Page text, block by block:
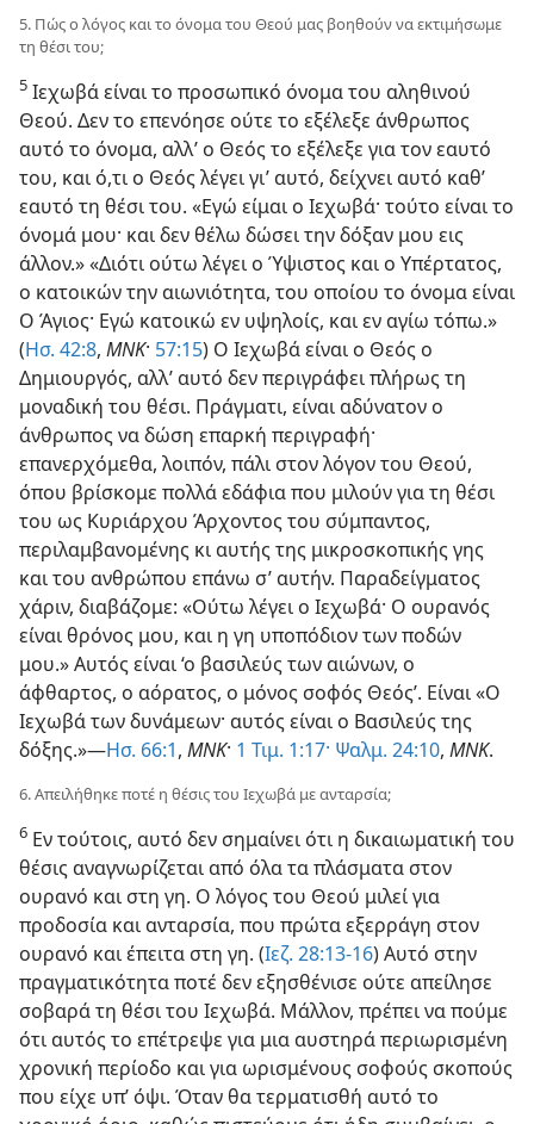
5. Πώς ο λόγος και το όνομα του Θεού μας βοηθούν να εκτιμήσωμε
τη θέσι του;
5 Ιεχωβά είναι το προσωπικό όνομα του αληθινού
Θεού. Δεν το επενόησε ούτε το εξέλεξε άνθρωπος
αυτό το όνομα, αλλ’ ο Θεός το εξέλεξε για τον εαυτό
του, και ό,τι ο Θεός λέγει γι’ αυτό, δείχνει αυτό καθ’
εαυτό τη θέσι του. «Εγώ είμαι ο Ιεχωβά· τούτο είναι το
όνομά μου· και δεν θέλω δώσει την δόξαν μου εις
άλλον.» «Διότι ούτω λέγει ο Ύψιστος και ο Υπέρτατος,
ο κατοικών την αιωνιότητα, του οποίου το όνομα είναι
Ο Άγιος· Εγώ κατοικώ εν υψηλοίς, και εν αγίω τόπω.»
(Ησ. 42:8, ΜΝΚ· 57:15) Ο Ιεχωβά είναι ο Θεός ο
Δημιουργός, αλλ’ αυτό δεν περιγράφει πλήρως τη
μοναδική του θέσι. Πράγματι, είναι αδύνατον ο
άνθρωπος να δώση επαρκή περιγραφή·
επανερχόμεθα, λοιπόν, πάλι στον λόγον του Θεού,
όπου βρίσκομε πολλά εδάφια που μιλούν για τη θέσι
του ως Κυριάρχου Άρχοντος του σύμπαντος,
περιλαμβανομένης κι αυτής της μικροσκοπικής γης
και του ανθρώπου επάνω σ’ αυτήν. Παραδείγματος
χάριν, διαβάζομε: «Ούτω λέγει ο Ιεχωβά· Ο ουρανός
είναι θρόνος μου, και η γη υποπόδιον των ποδών
μου.» Αυτός είναι ‘ο βασιλεύς των αιώνων, ο
άφθαρτος, ο αόρατος, ο μόνος σοφός Θεός’. Είναι «Ο
Ιεχωβά των δυνάμεων· αυτός είναι ο Βασιλεύς της
δόξης.»​—Ησ. 66:1, ΜΝΚ· 1 Τιμ. 1:17· Ψαλμ. 24:10, ΜΝΚ.
6. Απειλήθηκε ποτέ η θέσις του Ιεχωβά με ανταρσία;
6 Εν τούτοις, αυτό δεν σημαίνει ότι η δικαιωματική του
θέσις αναγνωρίζεται από όλα τα πλάσματα στον
ουρανό και στη γη. Ο λόγος του Θεού μιλεί για
προδοσία και ανταρσία, που πρώτα εξερράγη στον
ουρανό και έπειτα στη γη. (Ιεζ. 28:13-16) Αυτό στην
πραγματικότητα ποτέ δεν εξησθένισε ούτε απείλησε
σοβαρά τη θέσι του Ιεχωβά. Μάλλον, πρέπει να πούμε
ότι αυτός το επέτρεψε για μια αυστηρά περιωρισμένη
χρονική περίοδο και για ωρισμένους σοφούς σκοπούς
που είχε υπ’ όψι. Όταν θα τερματισθή αυτό το